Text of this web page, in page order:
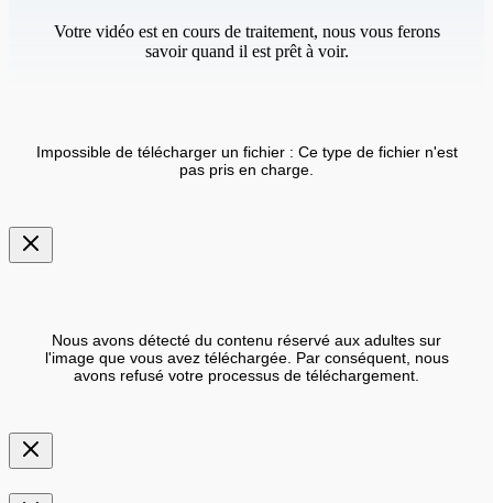
Votre vidéo est en cours de traitement, nous vous ferons
savoir quand il est prêt à voir.
Impossible de télécharger un fichier : Ce type de fichier n'est
pas pris en charge.
Nous avons détecté du contenu réservé aux adultes sur
l'image que vous avez téléchargée. Par conséquent, nous
avons refusé votre processus de téléchargement.